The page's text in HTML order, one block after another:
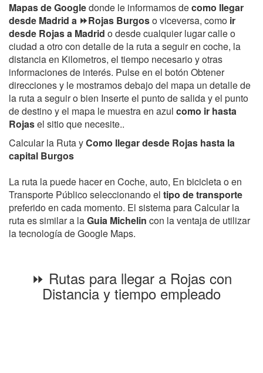
Mapas de Googledonde le informamos decomo llegar
desde Madrid a ⏩Rojas Burgoso viceversa, como ir
desde Rojas a Madrid o desde cualquier lugar calle o
ciudad a otro con detalle de la ruta a seguir en coche, la
distancia en Kilometros, el tiempo necesario y otras
informaciones de interés. Pulse en el botón Obtener
direcciones y le mostramos debajo del mapa un detalle de
la ruta a seguir o bien Inserte el punto de salida y el punto
de destino y el mapa le muestra en azul como ir hasta
Rojasel sitio que necesite..
Calcular la Ruta yComo llegar desde Rojas hasta la
capital Burgos
La ruta la puede hacer en Coche, auto, En bicicleta o en
Transporte Público seleccionando el tipo de transporte
preferido en cada momento. El sistema para Calcular la
ruta es similar a laGuia Michelin con la ventaja de utilizar
la tecnología de Google Maps.
⏩ Rutas para llegar a Rojas con
Distancia y tiempo empleado